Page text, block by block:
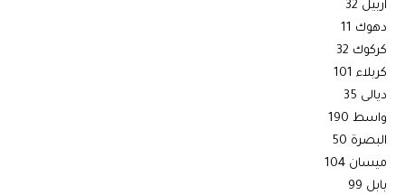
أربيل 32
دهوك 11
كركوك 32
كربلاء 101
ديالى 35
واسط 190
البصرة 50
ميسان 104
بابل 99